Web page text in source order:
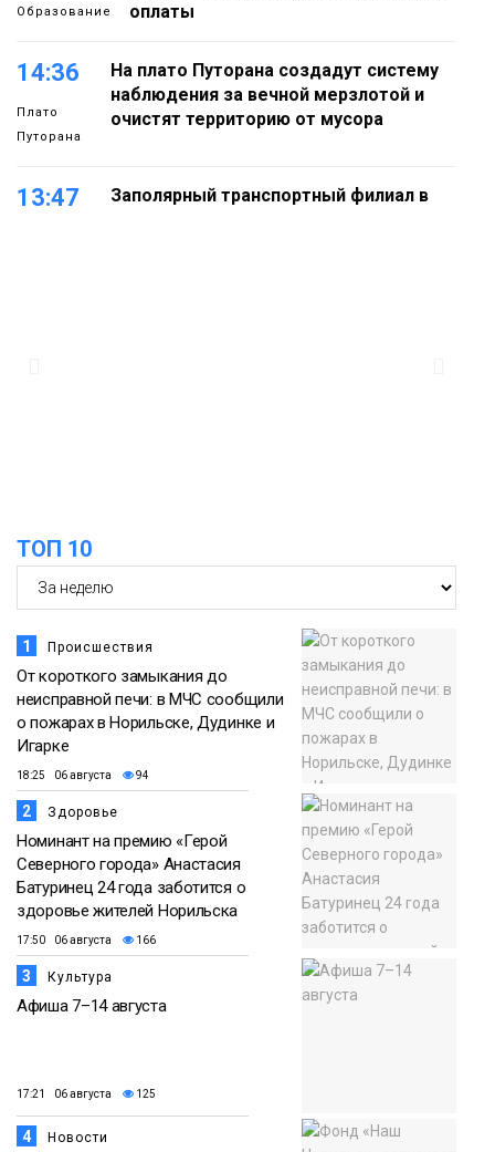
Образование
оплаты
14:36
Плато
Путорана
На плато Путорана создадут систему
наблюдения за вечной мерзлотой и
очистят территорию от мусора
13:47
Заполярный транспортный филиал в
ТОП 10
1 Происшествия
От короткого замыкания до
неисправной печи: в МЧС сообщили
о пожарах в Норильске, Дудинке и
Игарке
18:25 06 августа 94
2 Здоровье
Номинант на премию «Герой
Северного города» Анастасия
Батуринец 24 года заботится о
здоровье жителей Норильска
17:50 06 августа 166
3 Культура
Афиша 7–14 августа
17:21 06 августа 125
4 Новости